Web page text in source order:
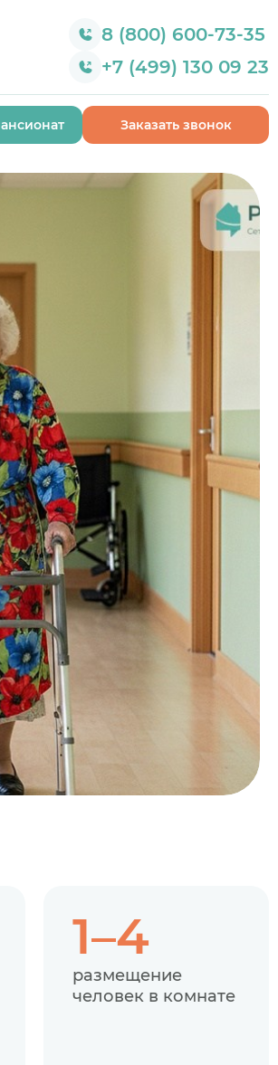
8 (800) 600-73-35
+7 (499) 130 09 23
Заказать звонок
1–4
размещение
человек в комнате